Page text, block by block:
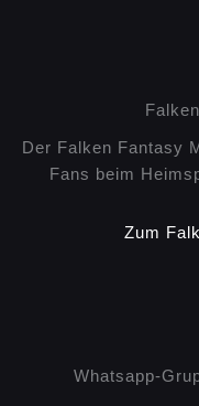
Der Falken Fantasy
Fans beim
Zum
Whatsapp-